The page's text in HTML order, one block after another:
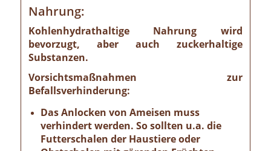
Nahrung:
Kohlenhydrathaltige Nahrung wird
bevorzugt, aber auch zuckerhaltige
Substanzen.
Vorsichtsmaßnahmen zur
Befallsverhinderung:
Das Anlocken von Ameisen muss
verhindert werden. So sollten u.a. die
Futterschalen der Haustiere oder